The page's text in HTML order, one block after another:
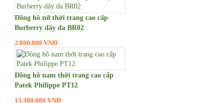
Đồng hồ nữ thời trang cao cấp
Burberry dây da BR02
2.800.000 VNĐ
Đồng hồ nam thời trang cao cấp
Patek Philippe PT12
15.300.000 VNĐ